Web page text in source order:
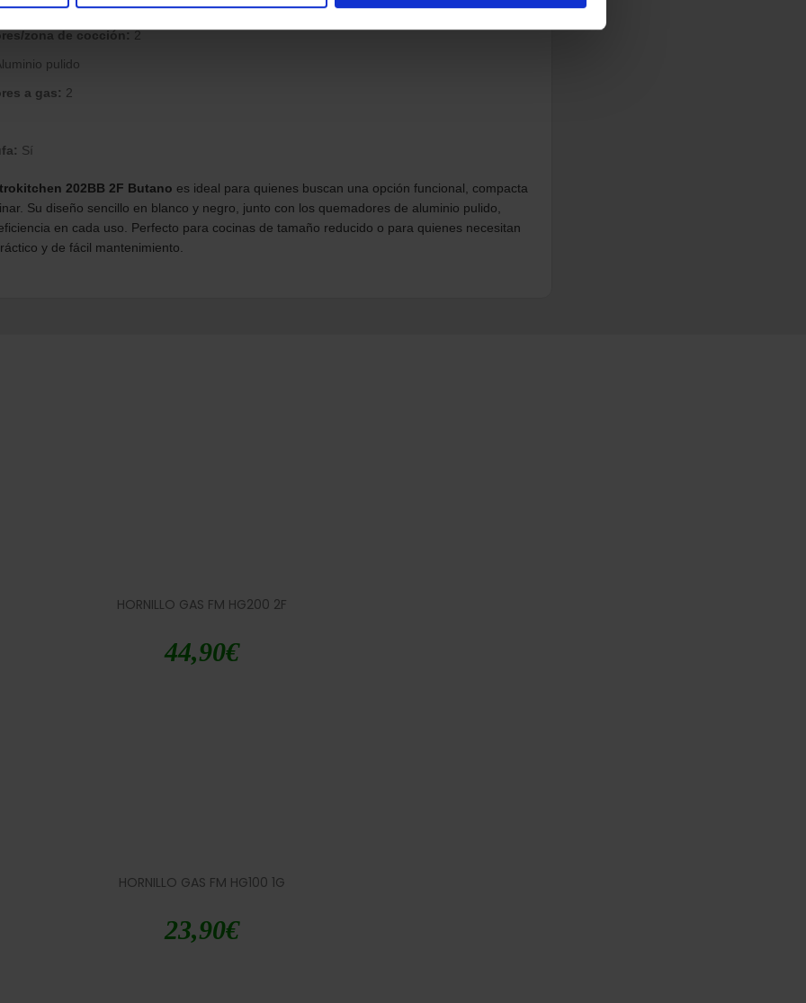
zona de cocción:2
pulido
a gas: 2
Sí
202BB 2F Butano es ideal para quienes buscan una opción funcional, compacta
Su diseño sencillo en blanco y negro, junto con los quemadores de aluminio pulido,
en cada uso. Perfecto para cocinas de tamaño reducido o para quienes necesitan
y de fácil mantenimiento.
HORNILLO GAS FM HG200 2F
44,90€
HORNILLO GAS FM HG100 1G
23,90€